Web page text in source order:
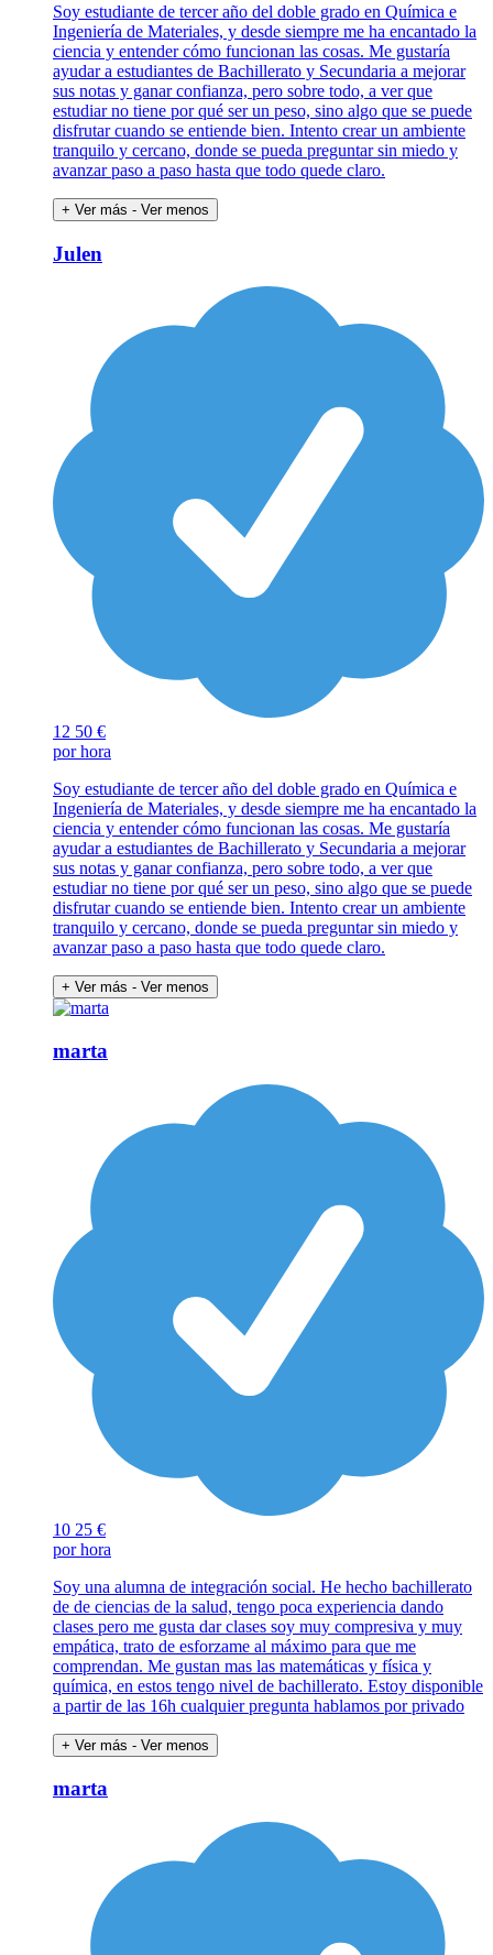
Soy estudiante de tercer año del doble grado en Química e
Ingeniería de Materiales, y desde siempre me ha encantado la
ciencia y entender cómo funcionan las cosas. Me gustaría
ayudar a estudiantes de Bachillerato y Secundaria a mejorar
sus notas y ganar confianza, pero sobre todo, a ver que
estudiar no tiene por qué ser un peso, sino algo que se puede
disfrutar cuando se entiende bien. Intento crear un ambiente
tranquilo y cercano, donde se pueda preguntar sin miedo y
avanzar paso a paso hasta que todo quede claro.
+ Ver más - Ver menos
Julen
12 50 €
por hora
Soy estudiante de tercer año del doble grado en Química e
Ingeniería de Materiales, y desde siempre me ha encantado la
ciencia y entender cómo funcionan las cosas. Me gustaría
ayudar a estudiantes de Bachillerato y Secundaria a mejorar
sus notas y ganar confianza, pero sobre todo, a ver que
estudiar no tiene por qué ser un peso, sino algo que se puede
disfrutar cuando se entiende bien. Intento crear un ambiente
tranquilo y cercano, donde se pueda preguntar sin miedo y
avanzar paso a paso hasta que todo quede claro.
+ Ver más - Ver menos
marta
10 25 €
por hora
Soy una alumna de integración social. He hecho bachillerato
de de ciencias de la salud, tengo poca experiencia dando
clases pero me gusta dar clases soy muy compresiva y muy
empática, trato de esforzame al máximo para que me
comprendan. Me gustan mas las matemáticas y física y
química, en estos tengo nivel de bachillerato. Estoy disponible
a partir de las 16h cualquier pregunta hablamos por privado
+ Ver más - Ver menos
marta